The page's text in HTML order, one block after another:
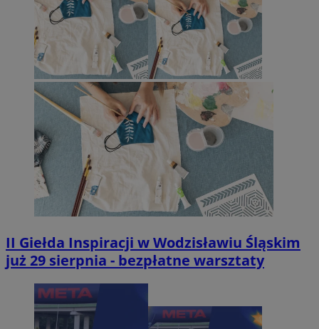
II Giełda Inspiracji w Wodzisławiu Śląskim
już 29 sierpnia - bezpłatne warsztaty